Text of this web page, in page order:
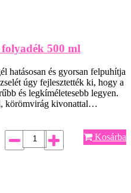
500 ml
hatásosan és gyorsan felpuhítja
úgy fejlesztették ki, hogy a
és legkíméletesebb legyen.
körömvirág kivonattal…
Kosárba